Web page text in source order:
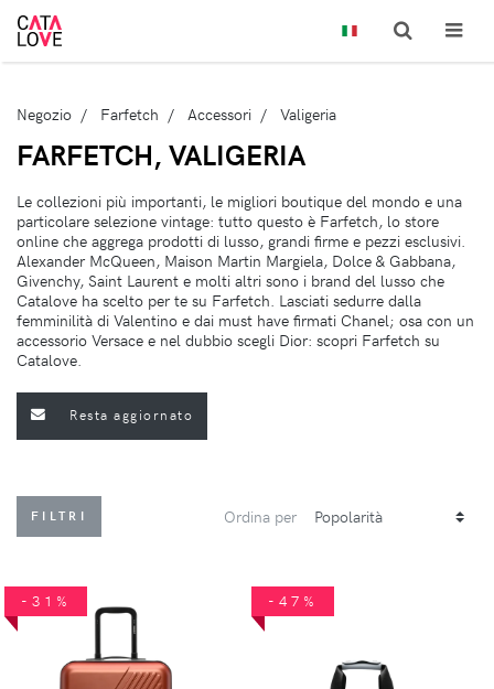
Negozio Farfetch Accessori Valigeria
FARFETCH, VALIGERIA
Le collezioni più importanti, le migliori boutique del mondo e una
particolare selezione vintage: tutto questo è Farfetch, lo store
online che aggrega prodotti di lusso, grandi firme e pezzi esclusivi.
Alexander McQueen, Maison Martin Margiela, Dolce & Gabbana,
Givenchy, Saint Laurent e molti altri sono i brand del lusso che
Catalove ha scelto per te su Farfetch. Lasciati sedurre dalla
femminilità di Valentino e dai must have firmati Chanel; osa con un
accessorio Versace e nel dubbio scegli Dior: scopri Farfetch su
Catalove.
Resta aggiornato
FILTRI Ordina per
-31% -47%